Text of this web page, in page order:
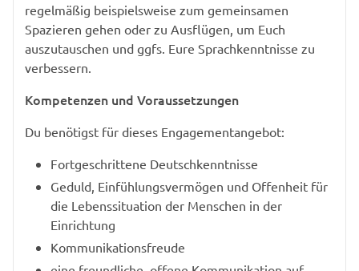
regelmäßig beispielsweise zum gemeinsamen
Spazieren gehen oder zu Ausflügen, um Euch
auszutauschen und ggfs. Eure Sprachkenntnisse zu
verbessern.
Kompetenzen und Voraussetzungen
Du benötigst für dieses Engagementangebot:
Fortgeschrittene Deutschkenntnisse
Geduld, Einfühlungsvermögen und Offenheit für
die Lebenssituation der Menschen in der
Einrichtung
Kommunikationsfreude